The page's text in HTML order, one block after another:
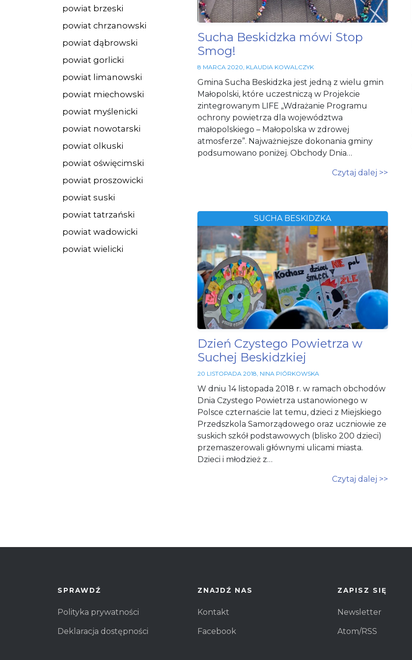
powiat brzeski
powiat chrzanowski
powiat dąbrowski
powiat gorlicki
powiat limanowski
powiat miechowski
powiat myślenicki
powiat nowotarski
powiat olkuski
powiat oświęcimski
powiat proszowicki
powiat suski
powiat tatrzański
powiat wadowicki
powiat wielicki
Sucha Beskidzka mówi Stop
Smog!
8 MARCA 2020, KLAUDIA KOWALCZYK
Gmina Sucha Beskidzka jest jedną z wielu gmin
Małopolski, które uczestniczą w Projekcie
zintegrowanym LIFE „Wdrażanie Programu
ochrony powietrza dla województwa
małopolskiego – Małopolska w zdrowej
atmosferze”. Najważniejsze dokonania gminy
podsumowano poniżej. Obchody Dnia…
Czytaj dalej >>
SUCHA BESKIDZKA
Dzień Czystego Powietrza w
Suchej Beskidzkiej
20 LISTOPADA 2018, NINA PIÓRKOWSKA
W dniu 14 listopada 2018 r. w ramach obchodów
Dnia Czystego Powietrza ustanowionego w
Polsce czternaście lat temu, dzieci z Miejskiego
Przedszkola Samorządowego oraz uczniowie ze
suskich szkół podstawowych (blisko 200 dzieci)
przemaszerowali głównymi ulicami miasta.
Dzieci i młodzież z…
Czytaj dalej >>
SPRAWDŹ
Polityka prywatności
Deklaracja dostępności
ZNAJDŹ NAS
Kontakt
Facebook
ZAPISZ SIĘ
Newsletter
Atom/RSS
potrzebne
do działania
serwisu.
improve
the
website's
functionality
structure,
based on
how the
website is
strona
działała jak
najlepiej
podczas
Twojej wizyty.
Jeśli odrzucisz
te pliki cookie,
niektóre
funkcje znikną
ze strony
internetowej.